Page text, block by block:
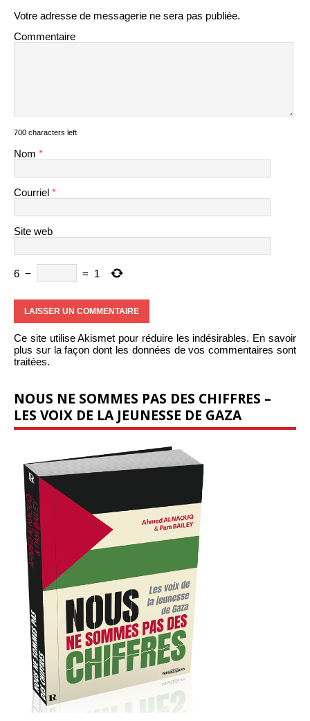
Votre adresse de messagerie ne sera pas publiée.
Commentaire
700 characters left
Nom *
Courriel *
Site web
6 − = 1
Ce site utilise Akismet pour réduire les indésirables. En savoir
plus sur la façon dont les données de vos commentaires sont
traitées.
NOUS NE SOMMES PAS DES CHIFFRES –
LES VOIX DE LA JEUNESSE DE GAZA